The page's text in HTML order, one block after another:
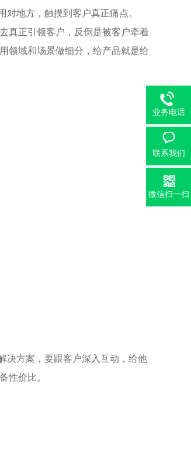
地方，触摸到客户真正痛点。
真正引领客户，反倒是被客户牵着
领域和场景做细分，给产品就是给
决方案，要跟客户深入互动，给他
性价比。
业务电话
联系我们
微信扫一扫